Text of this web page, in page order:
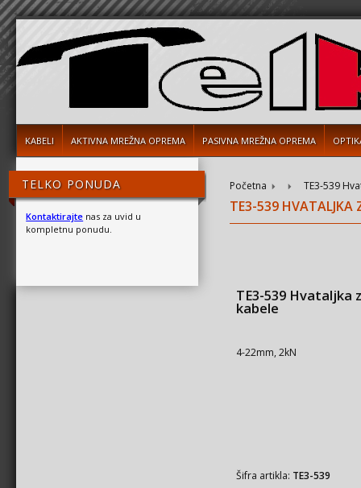
KABELI AKTIVNA MREŽNA OPREMA PASIVNA MREŽNA OPREMA
TELKO PONUDA
Kontaktirajte nas za uvid u
kompletnu ponudu.
Početna TE3-539
TE3-539 HVATALJKA
TE3-539 Hvataljka
kabele
4-22mm, 2kN
Šifra artikla: TE3-539